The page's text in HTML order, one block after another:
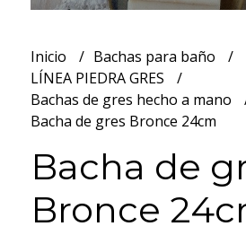
Inicio
Bachas para baño
LÍNEA PIEDRA GRES
Bachas de gres hecho a mano
Bacha de gres Bronce 24cm
Bacha de
Bronce